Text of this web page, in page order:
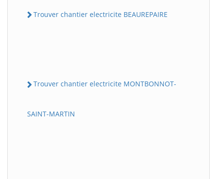
Trouver chantier electricite BEAUREPAIRE
Trouver chantier electricite MONTBONNOT-
SAINT-MARTIN